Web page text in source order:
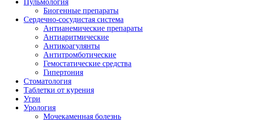
Пульмология
Биогенные препараты
Сердечно-сосудистая система
Антианемические препараты
Антиаритмические
Антикоагулянты
Антитромботические
Гемостатические средства
Гипертония
Стоматология
Таблетки от курения
Угри
Урология
Мочекаменная болезнь